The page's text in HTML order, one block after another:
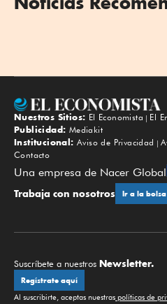
Nuestros Sitios: El Economista El
Publicidad: Mediakit
Institucional: Aviso de Privacidad
Contacto
Una empresa de Nacer Global
Trabaja con nosotros Ir a la
Suscríbete a nuestros Newsletter.
Regístrate aquí
Al suscribirte, aceptas nuestras políticas de